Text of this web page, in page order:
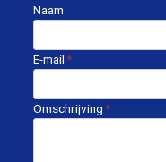
Naam
E-mail*
Omschrijving*